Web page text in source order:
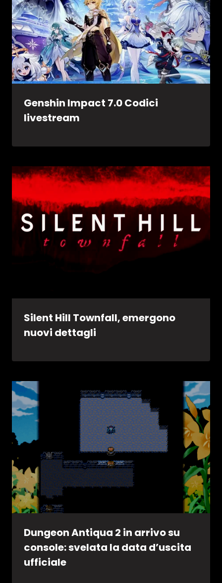
Genshin Impact 7.0 Codici
livestream
Silent Hill Townfall, emergono
nuovi dettagli
Dungeon Antiqua 2 in arrivo su
console: svelata la data d’uscita
ufficiale